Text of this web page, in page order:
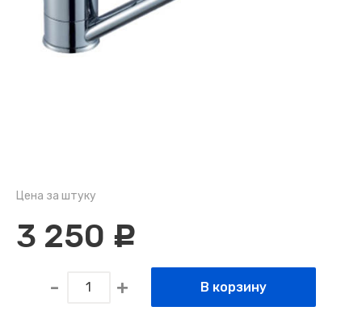
Цена за штуку
3 250 c
В корзину